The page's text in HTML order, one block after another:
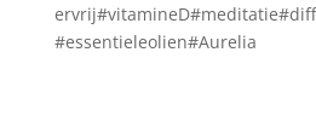
#essentieleolien#Aurelia